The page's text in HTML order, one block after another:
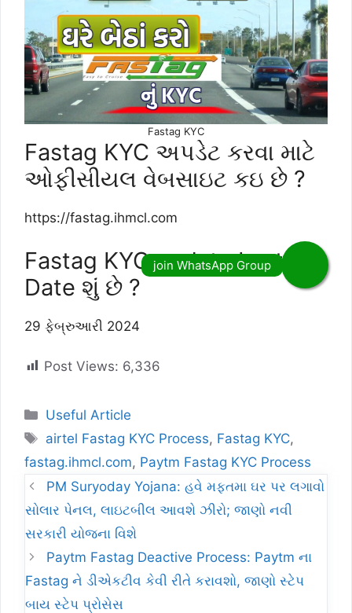
Fastag KYC
Fastag KYC અપડેટ કરવા માટે
ઓફીસીયલ વેબસાઇટ કઇ છે ?
https://fastag.ihmcl.com
Fastag KYC update Last
Date શું છે ?
29 ફેબ્રુઆરી 2024
Post Views: 6,336
Categories
Useful Article
Tags
airtel Fastag KYC Process, Fastag KYC,
fastag.ihmcl.com, Paytm Fastag KYC Process
PM Suryoday Yojana: હવે મફતમા ઘર પર લગાવો
સોલાર પેનલ, લાઇટબીલ આવશે ઝીરો; જાણો નવી
સરકારી યોજના વિશે
Paytm Fastag Deactive Process: Paytm ના
Fastag ને ડીએકટીવ કેવી રીતે કરાવશો, જાણો સ્ટેપ
બાય સ્ટેપ પ્રોસેસ